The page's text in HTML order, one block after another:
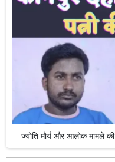
ज्योति मौर्य और आलोक मामले